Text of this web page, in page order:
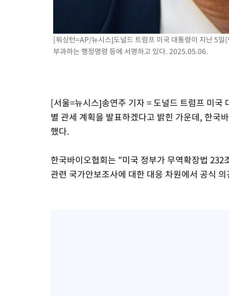
콜롬비아 신임 우파 대통령 취임 하루만에 차량폭탄 폭발 사건
튀르키예 외무장관, "메카 3국 방위협정은 이란이 목표 아냐 " 밝혀
이군이 불법 군시설 건설한 레바논 남부에서 레바논군 3명 폭발로
[워싱턴=AP/뉴시스]도널드 트럼프 미국 대통령이 지난 5
부과하는 행정명령 등에 서명하고 있다. 2025.05.06.
[서울=뉴시스]송연주 기자 = 도널드 트럼프 미
별 관세 계획을 발표하겠다고 밝힌 가운데, 한국
했다.
한국바이오협회는 "미국 정부가 무역확장법
관련 국가안보조사에 대한 대응 차원에서 공식